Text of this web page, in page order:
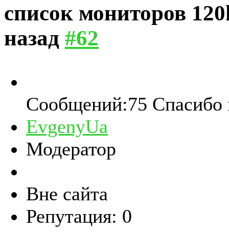
список мониторов
назад #62
Сообщений:75 Спасибо
EvgenyUa
Модератор
Вне сайта
Репутация: 0